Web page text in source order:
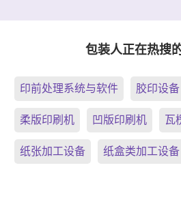
包装人正在热搜
印前处理系统与软件 胶印设备
柔版印刷机 凹版印刷机 瓦
纸张加工设备 纸盒类加工设备